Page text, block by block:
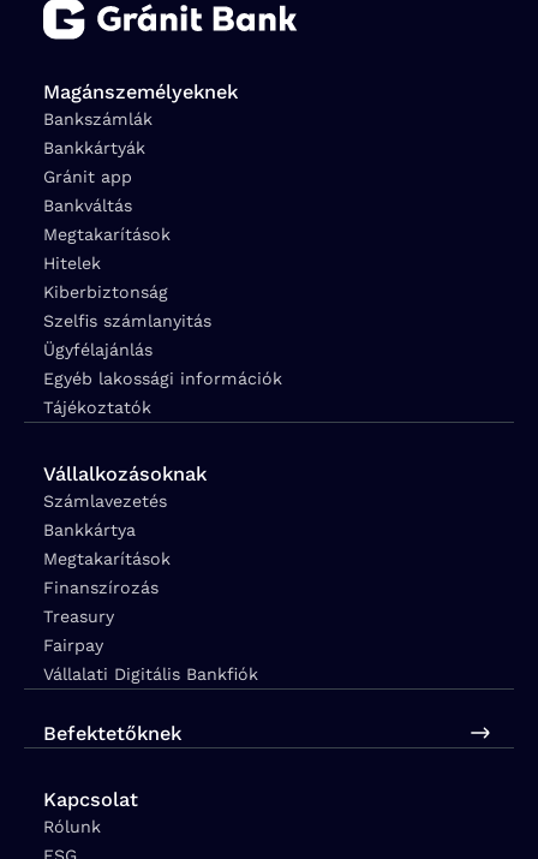
Magánszemélyeknek
Bankszámlák
Bankkártyák
Gránit app
Bankváltás
Megtakarítások
Hitelek
Kiberbiztonság
Szelfis számlanyitás
Ügyfélajánlás
Egyéb lakossági információk
Tájékoztatók
Vállalkozásoknak
Számlavezetés
Bankkártya
Megtakarítások
Finanszírozás
Treasury
Fairpay
Vállalati Digitális Bankfiók
Befektetőknek
Kapcsolat
Rólunk